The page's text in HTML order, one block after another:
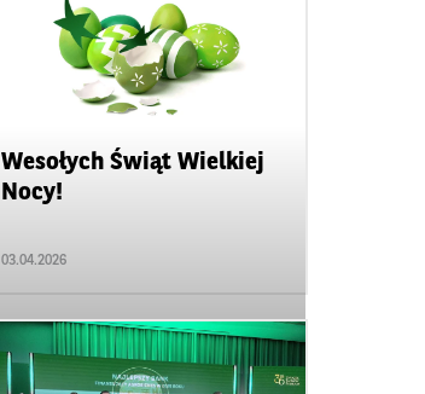
Wesołych Świąt Wielkiej
Nocy!
03.04.2026